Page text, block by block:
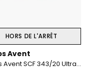
HORS DE L'ARRÊT
Avent
Philips Avent SCF 343/20 Ultra Air 0-6 Ay 2'Li Emzik Kız